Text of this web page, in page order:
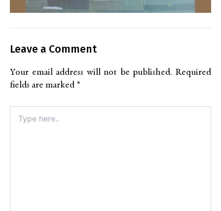
Leave a Comment
Your email address will not be published. Required
fields are marked *
here..